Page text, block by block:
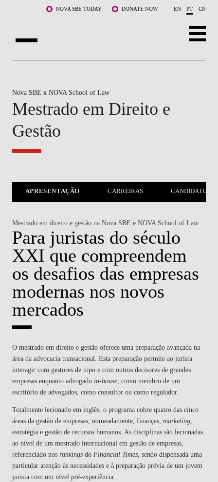
Saltar para o conteúdo principalNOVA SBE TODAY DONATE NOW EN PT CN
CURSOS
DOCENTES E INVESTIGAÇÃO
COMUNIDADE
Nova SBE x NOVA School of Law
Mestrado em Direito e
Gestão
APRESENTAÇÃO CARREIRAS
Mestrado em direito e gestão na Nova SBE e NOVA School of Law
Para juristas do século
XXI que compreendem
os desafios das empresas
modernas nos novos
mercados
O mestrado em direito e gestão oferece uma preparação avançada na
área da advocacia transacional. Esta preparação permite ao jurista
interagir com gestores de topo e com outros decisores de grandes
empresas enquanto advogado in-house, como membro de um
escritório de advogados, como consultor ou como regulador.
Totalmente lecionado em inglês, o programa cobre quatro das cinco
áreas da gestão de empresas, nomeadamente, finanças, marketing,
estratégia e gestão de recursos humanos. As disciplinas são lecionadas
ao nível de um mestrado internacional em gestão de empresas,
referenciado nos rankings do Financial Times, sendo dispensada uma
particular atenção às necessidades e à preparação prévia de um jovem
jurista com um nível pré-experiência.